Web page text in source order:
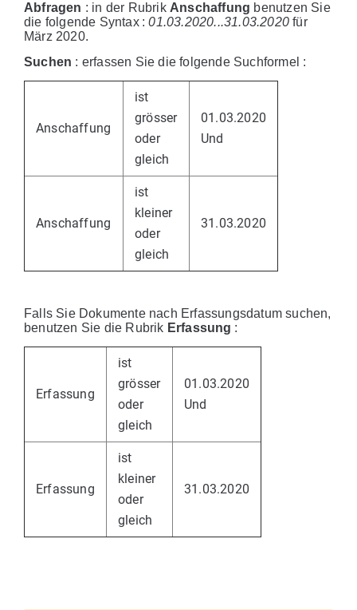
Abfragen : in der Rubrik Anschaffung benutzen Sie
die folgende Syntax :01.03.2020...31.03.2020 für
März 2020.
Suchen : erfassen Sie die folgende Suchformel :
Anschaffung
ist
grösser
oder
gleich
01.03.2020
Und
Anschaffung
ist
kleiner
oder
gleich
31.03.2020
Falls Sie Dokumente nach Erfassungsdatum suchen,
benutzen Sie die Rubrik Erfassung :
Erfassung
ist
grösser
oder
gleich
01.03.2020
Und
Erfassung
ist
kleiner
oder
gleich
31.03.2020